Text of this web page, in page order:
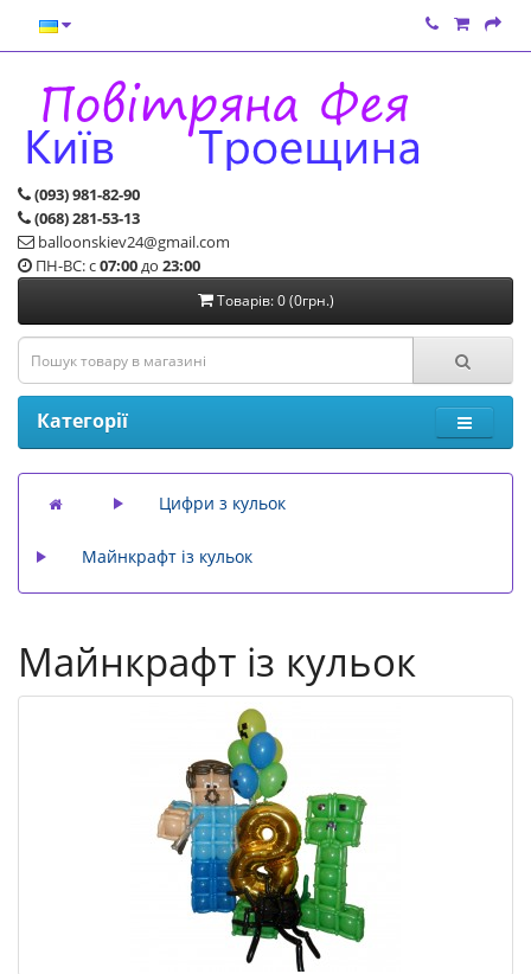
(093) 981-82-90
(068) 281-53-13
balloonskiev24@gmail.com
ПН-ВС: с07:00до 23:00
Товарів: 0 (0грн.)
Категорії
Цифри з кульок
Майнкрафт із кульок
Майнкрафт із кульок